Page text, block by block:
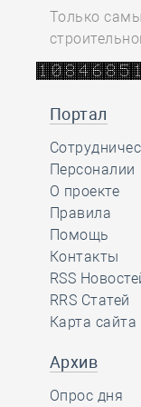
Только
Портал
Персоналии
О проекте
Правила
Помощь
Контакты
RSS
RRS Статей
Карта сайта
Архив
Опрос дня